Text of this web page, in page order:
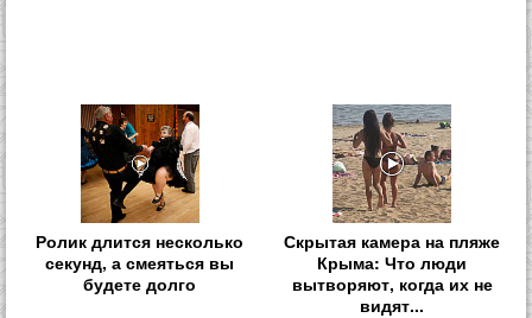
Ролик длится несколько
секунд, а смеяться вы
будете долго
Скрытая камера на пляже
Крыма: Что люди
вытворяют, когда их не
видят...